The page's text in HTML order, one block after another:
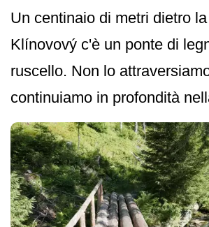
Un centinaio di metri dietro
Klínovový c'è un ponte di
ruscello. Non lo
continuiamo in profondità